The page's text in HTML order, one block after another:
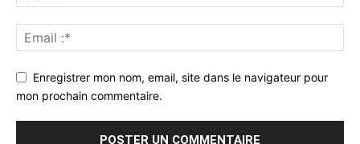
Enregistrer mon nom, email, site dans le navigateur pour
mon prochain commentaire.